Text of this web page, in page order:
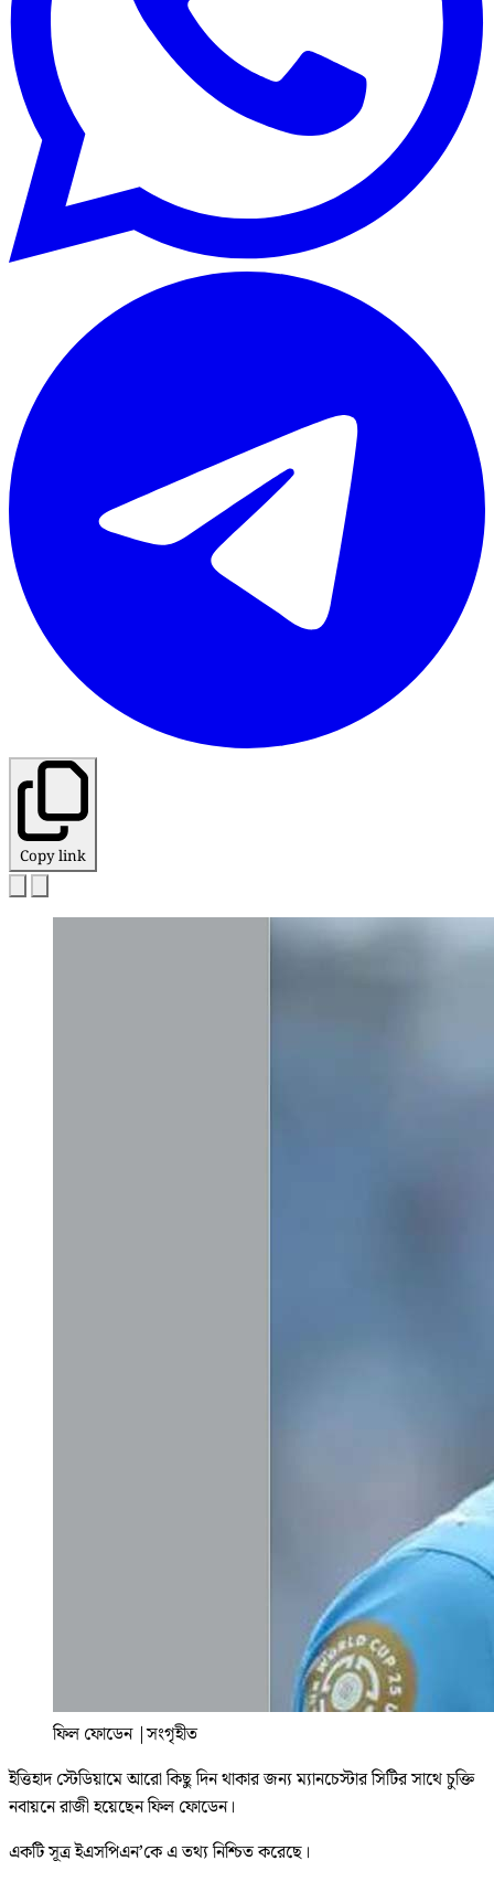
Copy link
ফিল ফোডেন |সংগৃহীত
ইত্তিহাদ স্টেডিয়ামে আরো কিছু দিন থাকার জন্য ম্যানচেস্টার সিটির সাথে চুক্তি
নবায়নে রাজী হয়েছেন ফিল ফোডেন।
একটি সূত্র ইএসপিএন’কে এ তথ্য নিশ্চিত করেছে।